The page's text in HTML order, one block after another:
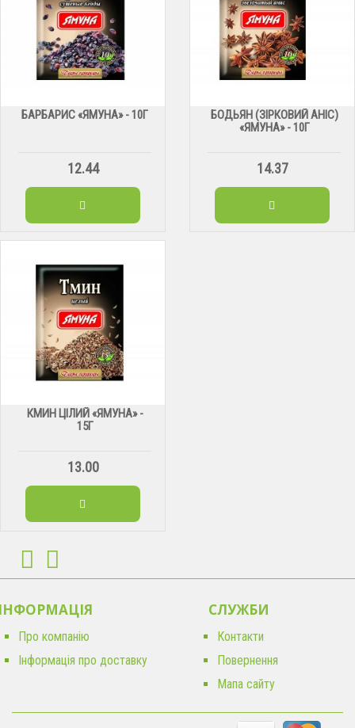
БАРБАРИС «ЯМУНА» - 10Г
12.44
БОДЬЯН (ЗІРКОВИЙ АНІС)
«ЯМУНА» - 10Г
14.37
КМИН ЦІЛИЙ «ЯМУНА» -
15Г
13.00
Про компанію
Інформація про доставку
CЛУЖБИ
Контакти
Повернення
Мапа сайту